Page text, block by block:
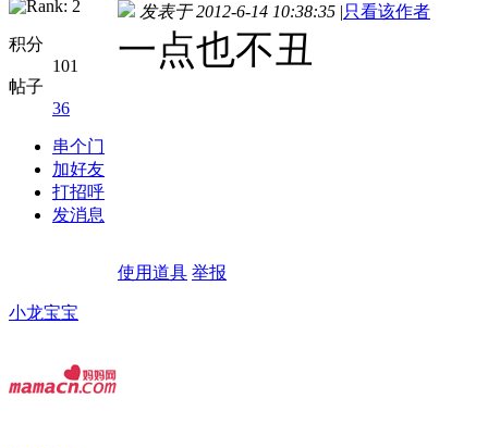
积分
101
帖子
36
串个门
加好友
打招呼
发消息
发表于 2012-6-14 10:38:35 |只看该作者
一点也不丑
使用道具 举报
小龙宝宝